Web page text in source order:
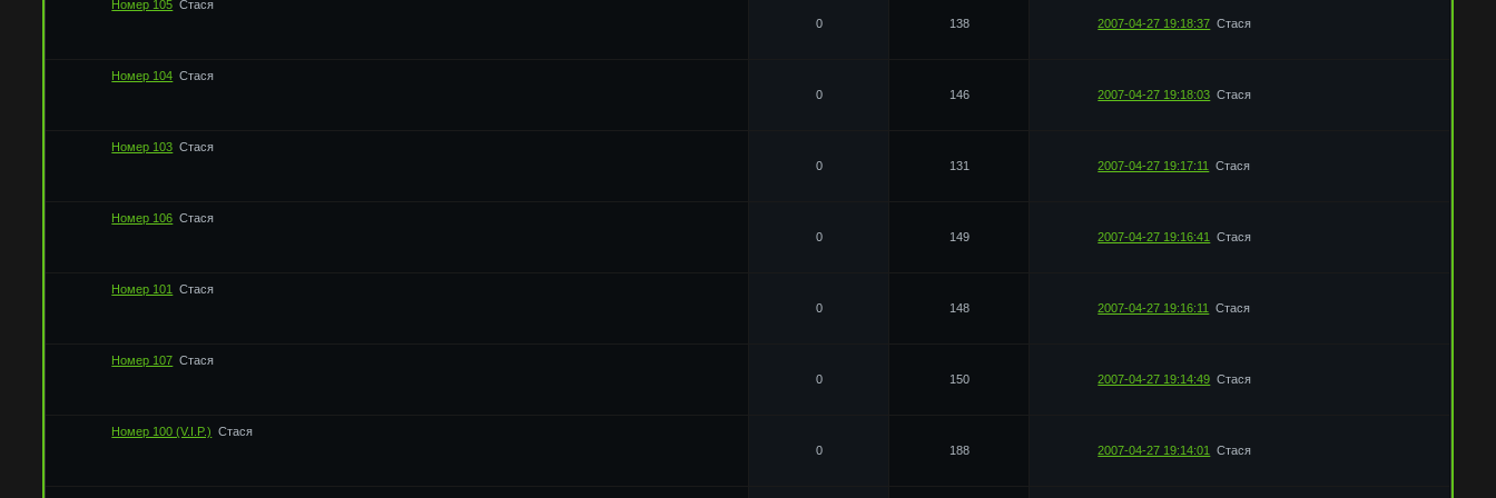
Номер 105 Стася
0
138 2007-04-27 19:18:37 Стася
Номер 104 Стася
0
146 2007-04-27 19:18:03 Стася
Номер 103 Стася
0
131 2007-04-27 19:17:11 Стася
Номер 106 Стася
0
149 2007-04-27 19:16:41 Стася
Номер 101
Стася
0
148 2007-04-27 19:16:11 Стася
Номер 107 Стася
0
150 2007-04-27 19:14:49 Стася
Номер 100 (V.I.P.)
Стася
0
188 2007-04-27 19:14:01 Стася